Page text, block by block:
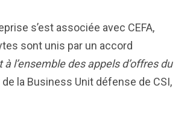
s’est associée avec CEFA,
sont unis par un accord
l’ensemble des appels d’offres du
la Business Unit défense de CSI,